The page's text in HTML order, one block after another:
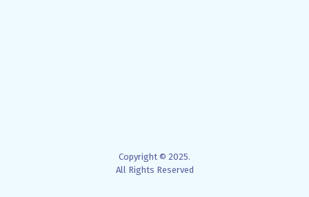
Copyright © 2025.
All Rights Reserved